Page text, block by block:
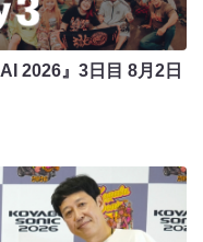
2026』3日目 8月2日